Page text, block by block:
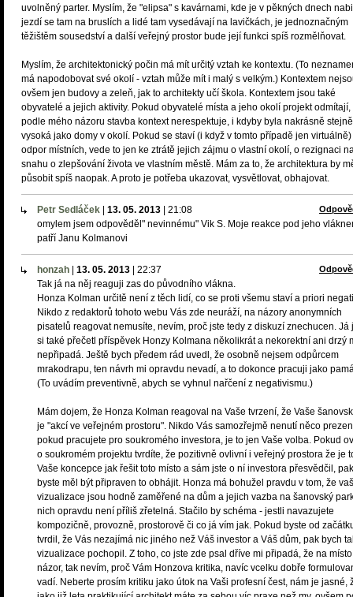
uvolněný parter. Myslím, že "elipsa" s kavárnami, kde je v pěkných dnech
jezdí se tam na bruslích a lidé tam vysedávají na lavičkách, je jednoznačným
těžištěm sousedství a další veřejný prostor bude její funkci spíš rozmělňovat.
Myslím, že architektonický počin má mít určitý vztah ke kontextu. (To
má napodobovat své okolí - vztah může mít i malý s velkým.) Kontextem
ovšem jen budovy a zeleň, jak to architekty učí škola. Kontextem jsou také
obyvatelé a jejich aktivity. Pokud obyvatelé místa a jeho okolí projekt odmítají,
podle mého názoru stavba kontext nerespektuje, i kdyby byla nakrásně stejně
vysoká jako domy v okolí. Pokud se staví (i když v tomto případě jen
odpor místních, vede to jen ke ztrátě jejich zájmu o vlastní okolí, o rezignaci
snahu o zlepšování života ve vlastním městě. Mám za to, že architektura by
působit spíš naopak. A proto je potřeba ukazovat, vysvětlovat, obhajovat.
Petr Sedláček 13. 05. 2013 21:08
omylem jsem odpověděl" nevinnému" Vik S. Moje reakce pod jeho
patří Janu Kolmanovi
honzah 13. 05. 2013 22:37
Tak já na něj reaguji zas do původního vlákna.
Honza Kolman určitě není z těch lidí, co se proti všemu staví a priori
Nikdo z redaktorů tohoto webu Vás zde neuráží, na názory anonymních
pisatelů reagovat nemusíte, nevím, proč jste tedy z diskuzí znechucen. Já
si také přečetl příspěvek Honzy Kolmana několikrát a nekorektní ani drzý
nepřipadá. Ještě bych předem rád uvedl, že osobně nejsem odpůrcem
mrakodrapu, ten návrh mi opravdu nevadí, a to dokonce pracuji jako
(To uvádím preventivně, abych se vyhnul nařčení z negativismu.)
Mám dojem, že Honza Kolman reagoval na Vaše tvrzení, že Vaše
je "akcí ve veřejném prostoru". Nikdo Vás samozřejmě nenutí něco
pokud pracujete pro soukromého investora, je to jen Vaše volba. Pokud
o soukromém projektu tvrdíte, že pozitivně ovlivní i veřejný prostora že je
Vaše koncepce jak řešit toto místo a sám jste o ní investora přesvědčil, pak
byste měl být připraven to obhájit. Honza má bohužel pravdu v tom, že
vizualizace jsou hodně zaměřené na dům a jejich vazba na šanovský
nich opravdu není příliš zřetelná. Stačilo by schéma - jestli navazujete
kompozičně, provozně, prostorově či co já vím jak. Pokud byste od
tvrdil, že Vás nezajímá nic jiného než Váš investor a Váš dům, pak bych
vizualizace pochopil. Z toho, co jste zde psal dříve mi připadá, že na
názor, tak nevím, proč Vám Honzova kritika, navíc vcelku dobře
vadí. Neberte prosím kritiku jako útok na Vaši profesní čest, nám je jasné,